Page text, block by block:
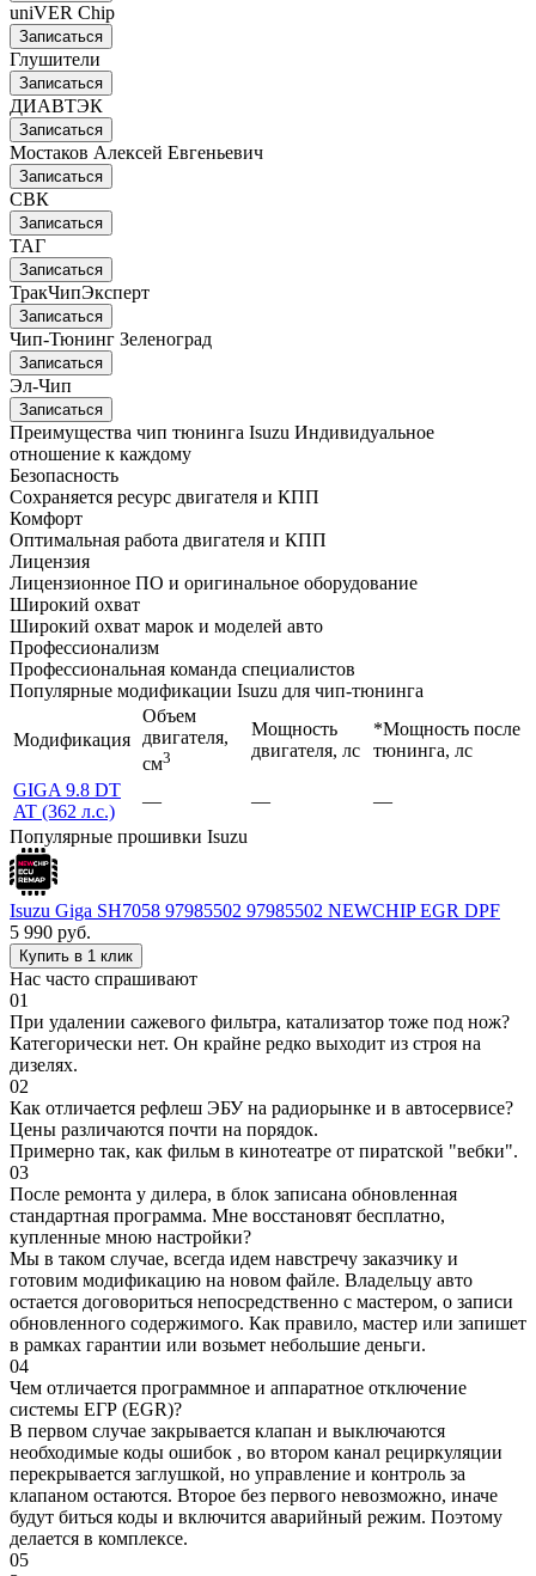
uniVER Chip
Записаться
Глушители
Записаться
ДИАВТЭК
Записаться
Мостаков Алексей Евгеньевич
Записаться
СВК
Записаться
ТАГ
Записаться
ТракЧипЭксперт
Записаться
Чип-Тюнинг Зеленоград
Записаться
Эл-Чип
Записаться
Преимущества чип тюнинга Isuzu Индивидуальное
отношение к каждому
Безопасность
Сохраняется ресурс двигателя и КПП
Комфорт
Оптимальная работа двигателя и КПП
Лицензия
Лицензионное ПО и оригинальное оборудование
Широкий охват
Широкий охват марок и моделей авто
Профессионализм
Профессиональная команда специалистов
Популярные модификации Isuzu для чип-тюнинга
Модификация
Объем
двигателя,
см3
Мощность
двигателя, лс
*Мощность после
тюнинга, лс
GIGA 9.8 DT
AT (362 л.с.)
— —
—
Популярные прошивки Isuzu
Isuzu Giga SH7058 97985502 97985502 NEWCHIP EGR DPF
5 990 руб.
Купить в 1 клик
Нас часто спрашивают
01
При удалении сажевого фильтра, катализатор тоже под нож?
Категорически нет. Он крайне редко выходит из строя на
дизелях.
02
Как отличается рефлеш ЭБУ на радиорынке и в автосервисе?
Цены различаются почти на порядок.
Примерно так, как фильм в кинотеатре от пиратской "вебки".
03
После ремонта у дилера, в блок записана обновленная
стандартная программа. Мне восстановят бесплатно,
купленные мною настройки?
Мы в таком случае, всегда идем навстречу заказчику и
готовим модификацию на новом файле. Владельцу авто
остается договориться непосредственно с мастером, о записи
обновленного содержимого. Как правило, мастер или запишет
в рамках гарантии или возьмет небольшие деньги.
04
Чем отличается программное и аппаратное отключение
системы ЕГР (EGR)?
В первом случае закрывается клапан и выключаются
необходимые коды ошибок , во втором канал рециркуляции
перекрывается заглушкой, но управление и контроль за
клапаном остаются. Второе без первого невозможно, иначе
будут биться коды и включится аварийный режим. Поэтому
делается в комплексе.
05